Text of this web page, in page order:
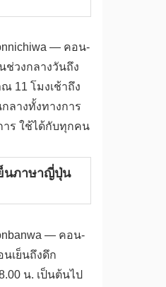
— คอน-
ช่วงกลางวันถึง
11 โมงเช้าถึง
กลางทั้งทางการ
าร ใช้ได้กับทุกคน
นภาษาญี่ปุ่น
— คอน-
เย็นถึงดึก
น. เป็นต้นไป